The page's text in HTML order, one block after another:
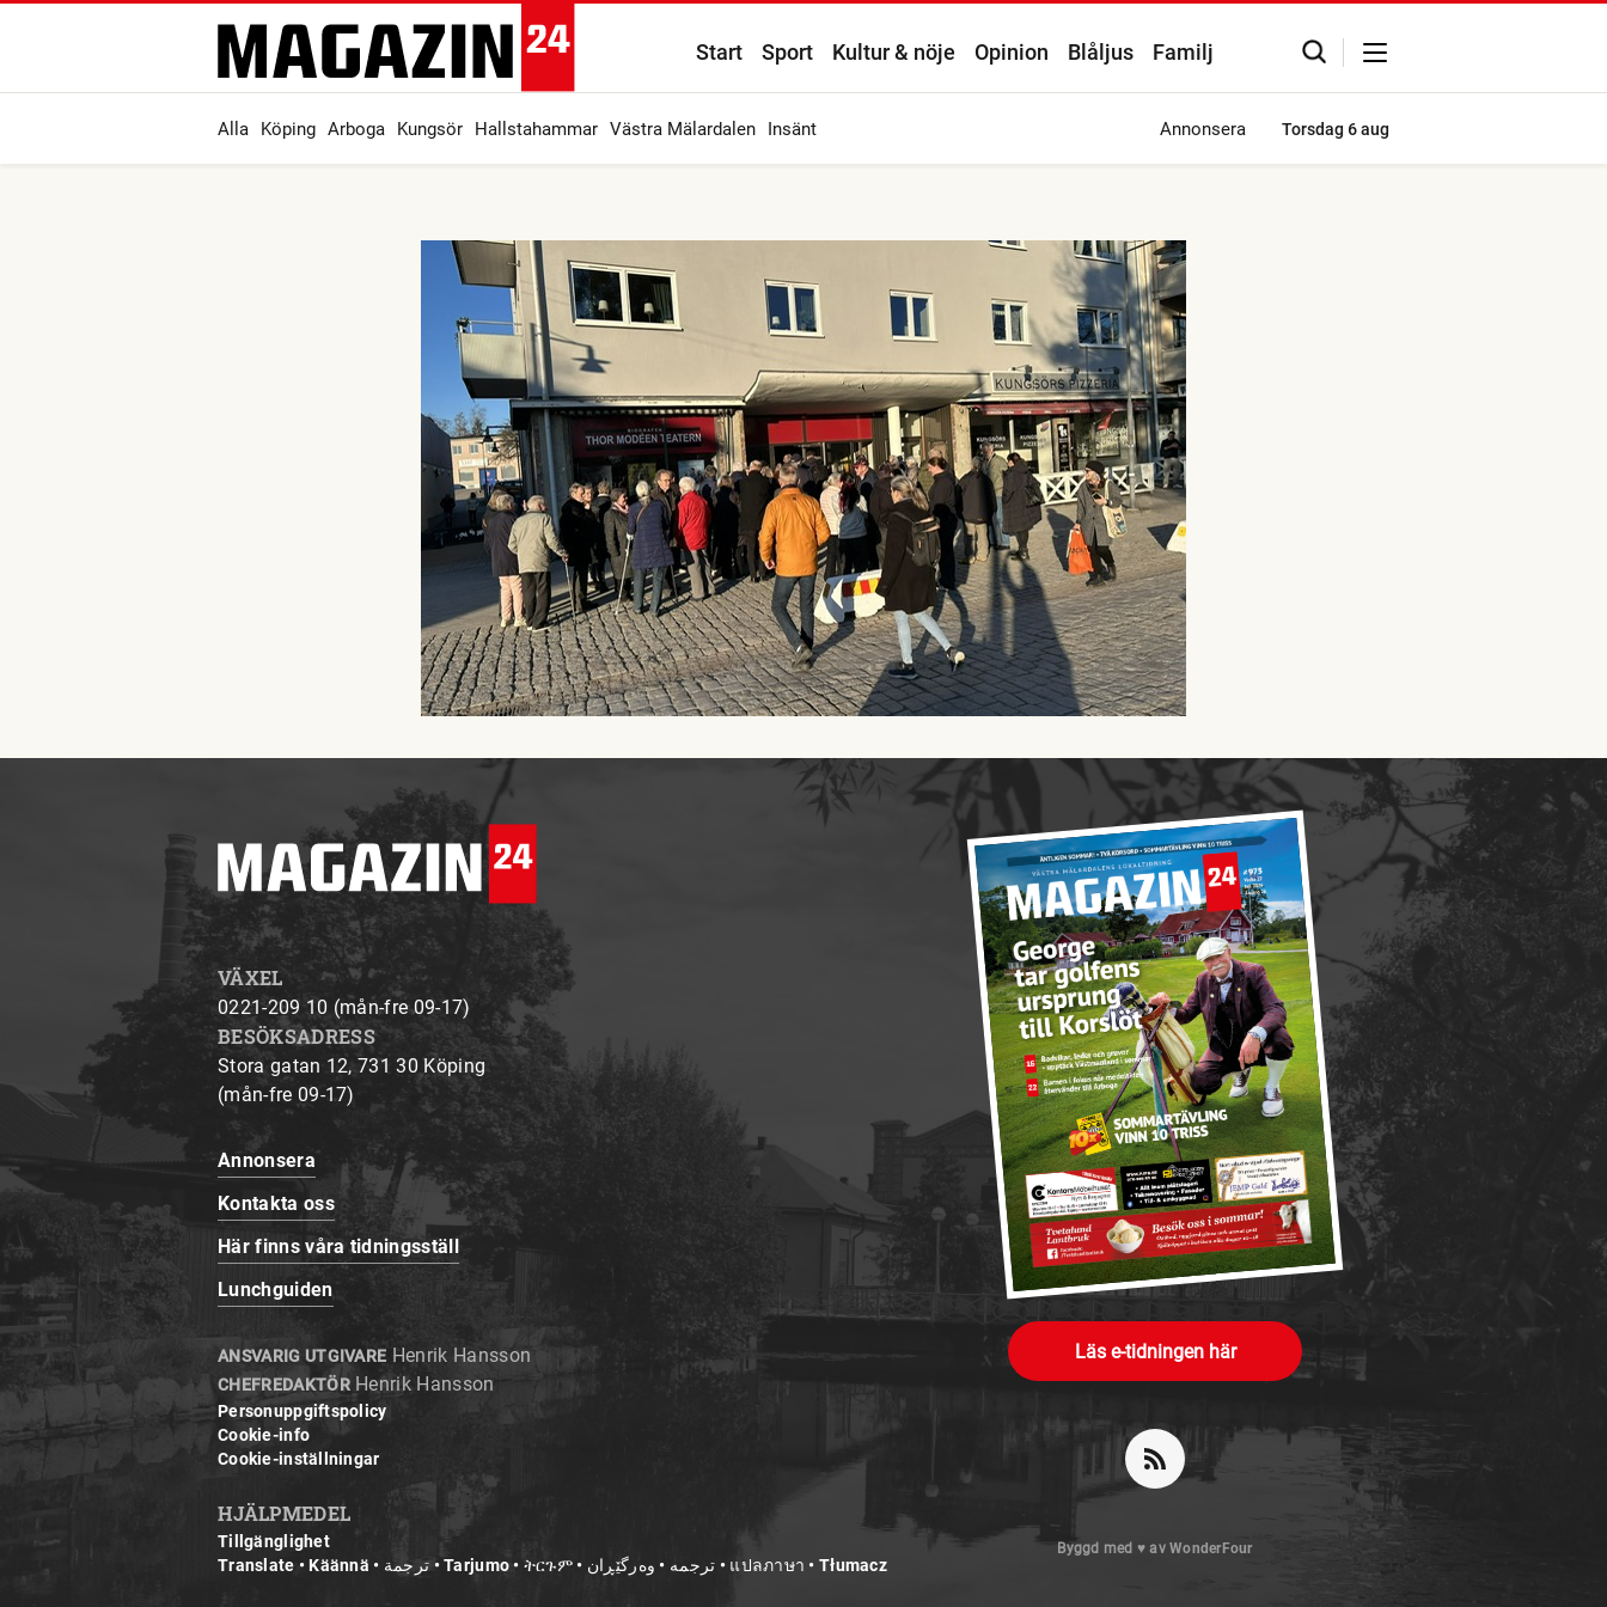
Start Sport Kultur & nöje Opinion Blåljus Familj
Alla Köping Arboga Kungsör Hallstahammar Västra Mälardalen Insänt Annonsera Torsdag 6 aug
VÄXEL
0221-209 10 (mån-fre 09-17)
BESÖKSADRESS
Stora gatan 12, 731 30 Köping
(mån-fre 09-17)
Annonsera
Kontakta oss
Här finns våra tidningsställ
Lunchguiden
ANSVARIG UTGIVARE Henrik Hansson
CHEFREDAKTÖRHenrik Hansson
Personuppgiftspolicy
Cookie-info
Cookie-inställningar
HJÄLPMEDEL
Tillgänglighet
Translate • Käännä • ترجمة • Tarjumo • ትርጉም • ترجمه • وەرگێڕان • แปลภาษา • Tłumacz
Läs e-tidningen här
Byggd med ♥ avWonderFour